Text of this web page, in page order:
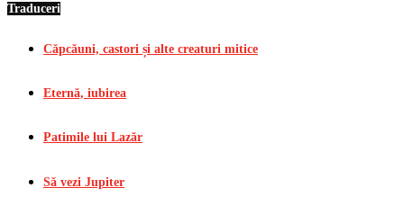
Traduceri
Căpcăuni, castori și alte creaturi mitice
Eternă, iubirea
Patimile lui Lazăr
Să vezi Jupiter